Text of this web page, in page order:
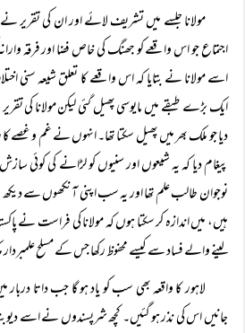
مولانا جلسے میں تشریف لائے اور ان کی تقریر
اجتماع جو اس واقعے کو جھنگ کی خاص فضا اور فرقہ
اسے مولانا نے بتایا کہ اس واقعے کا تعلق شیعہ
ایک بڑے طبقے میں مایوسی پھیل گئی لیکن مولانا کی
دیا جو ملک بھر میں پھیل سکتا تھا۔ انہوں نے غم و غصے
پیغام دیا کہ یہ شیعوں اور سنیوں کو لڑانے کی کوئی
نوجوان طالب علم تھا اور یہ سب اپنی آنکھوں سے
ہیں، میں اندازہ کر سکتا ہوں کہ مولانا کی فراست نے
لینے والے فساد سے کیسے محفوظ رکھا جس کے مسلح
لاہور کا واقعہ بھی سب کو یاد ہو گا جب داتا
جانیں اس کی نذر ہو گئیں۔ کچھ شرپسندوں نے اسے